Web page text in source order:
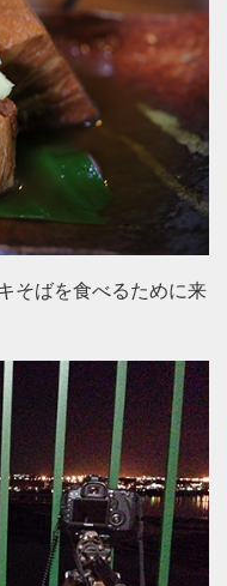
そばを食べるために来